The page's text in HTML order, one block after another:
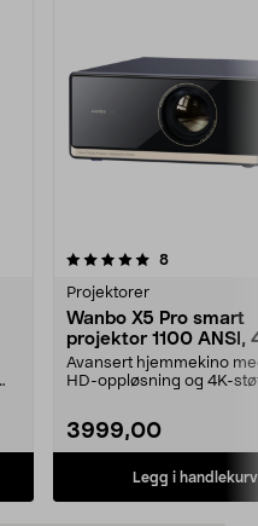
8anmeldelser
Projektorer
Wanbo X5 Pro smart
projektor 1100 ANSI,
støtte og Google TV
Avansert hjemmekino
HD-oppløsning og 4K-
3999,00
Legg i handlekurv
4.0 av 5 stjerner